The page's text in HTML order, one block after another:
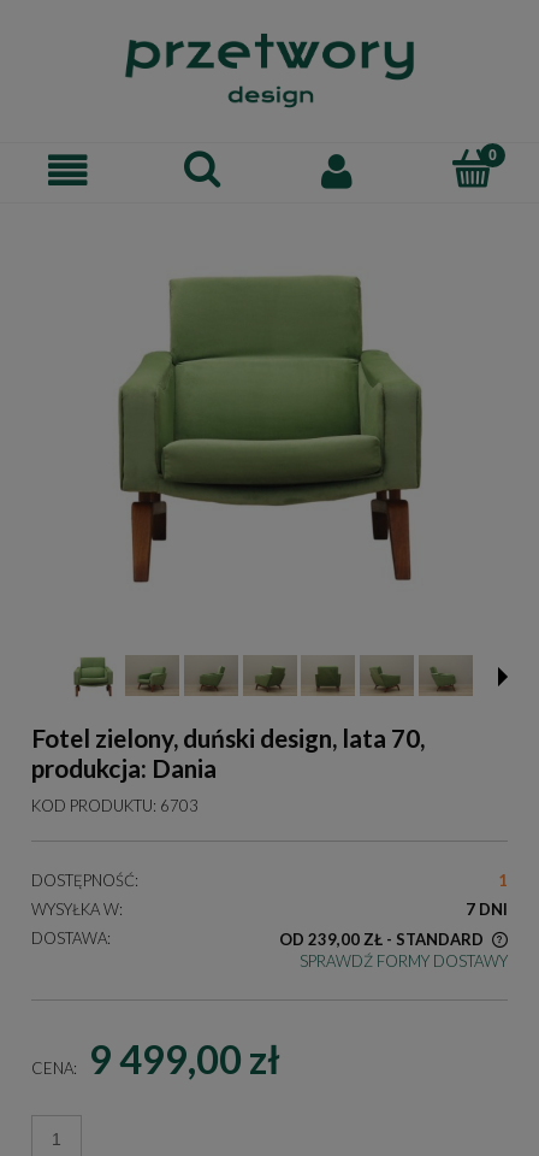
Fotel zielony, duński design, lata 70,
produkcja: Dania
KOD PRODUKTU: 6703
DOSTĘPNOŚĆ:
1
WYSYŁKA W:
7 DNI
DOSTAWA:
OD 239,00 ZŁ - STANDARD
KOSZT DOSTAWY DOTYCZY PRZESYŁEK NA TERENIE
SPRAWDŹ FORMY DOSTAWY
CENA: 9 499,00 zł